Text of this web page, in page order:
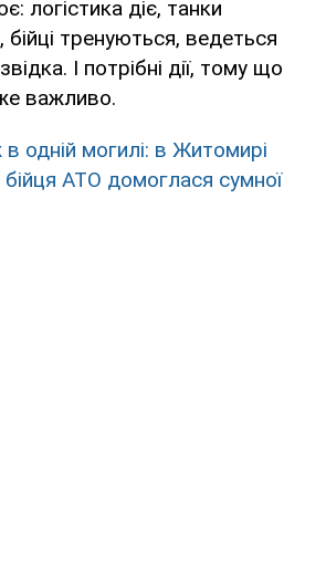
логістика діє, танки
тренуються, ведеться
І потрібні дії, тому що
важливо.
в одній могилі: в Житомирі
АТО домоглася сумної